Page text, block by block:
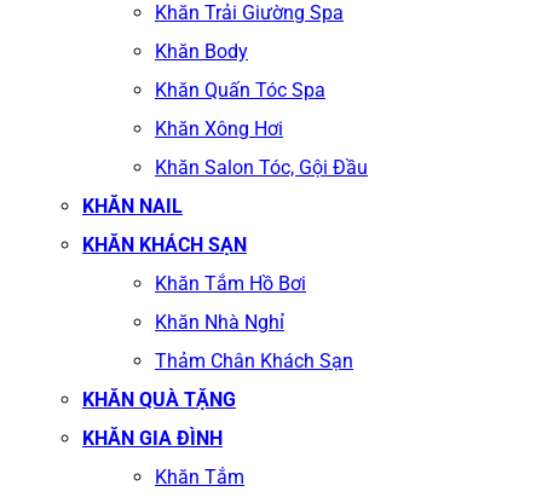
Khăn Trải Giường Spa
Khăn Body
Khăn Quấn Tóc Spa
Khăn Xông Hơi
Khăn Salon Tóc, Gội Đầu
KHĂN NAIL
KHĂN KHÁCH SẠN
Khăn Tắm Hồ Bơi
Khăn Nhà Nghỉ
Thảm Chân Khách Sạn
KHĂN QUÀ TẶNG
KHĂN GIA ĐÌNH
Khăn Tắm